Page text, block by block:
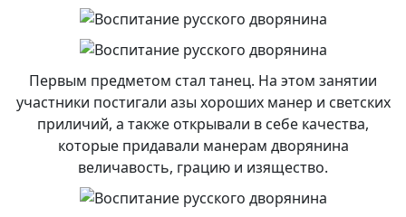
Первым предметом стал танец. На этом занятии
участники постигали азы хороших манер и светских
приличий, а также открывали в себе качества,
которые придавали манерам дворянина
величавость, грацию и изящество.